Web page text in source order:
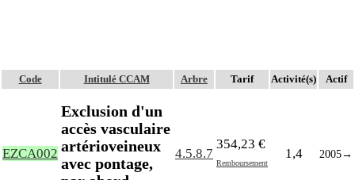
Code Intitulé CCAM Arbre Tarif Activité(s) Actif
EZCA002
Exclusion d'un
accès vasculaire
artérioveineux
avec pontage,
4.5.8.7
354,23 €
Remboursement
1,4 2005→